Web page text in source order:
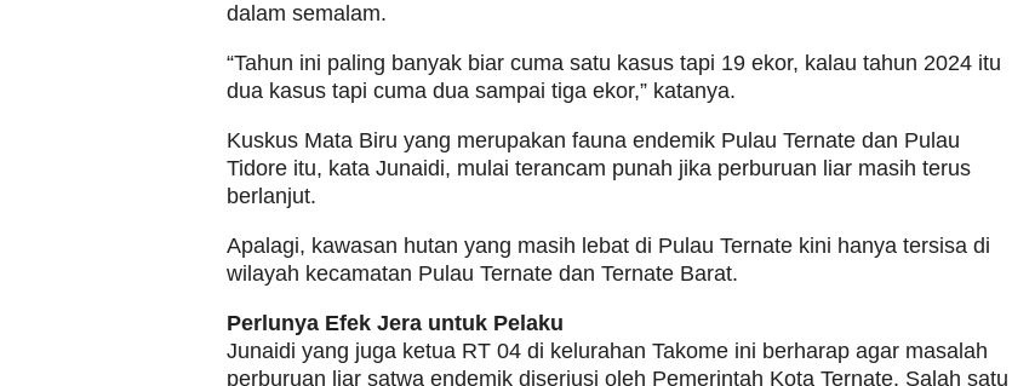
dalam semalam.
“Tahun ini paling banyak biar cuma satu kasus tapi 19 ekor, kalau tahun 2024 itu
dua kasus tapi cuma dua sampai tiga ekor,” katanya.
Kuskus Mata Biru yang merupakan fauna endemik Pulau Ternate dan Pulau
Tidore itu, kata Junaidi, mulai terancam punah jika perburuan liar masih terus
berlanjut.
Apalagi, kawasan hutan yang masih lebat di Pulau Ternate kini hanya tersisa di
wilayah kecamatan Pulau Ternate dan Ternate Barat.
Perlunya Efek Jera untuk Pelaku
Junaidi yang juga ketua RT 04 di kelurahan Takome ini berharap agar masalah
perburuan liar satwa endemik diseriusi oleh Pemerintah Kota Ternate. Salah satu